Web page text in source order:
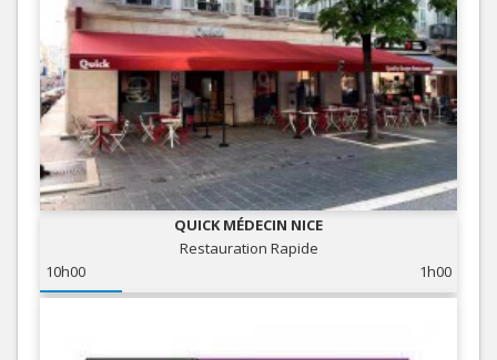
QUICK MÉDECIN NICE
Restauration Rapide
10h00
1h00